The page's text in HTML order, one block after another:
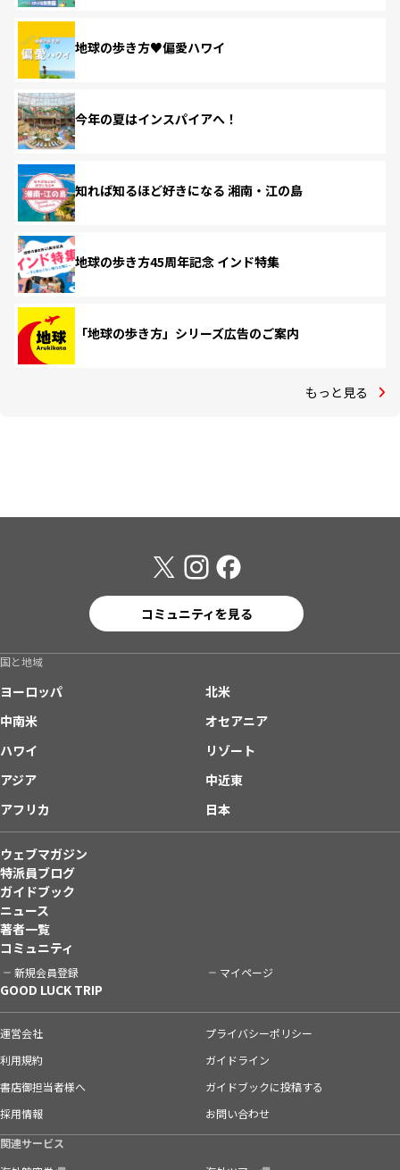
地球の歩き方♥偏愛ハワイ
今年の夏はインスパイアへ！
知れば知るほど好きになる 湘南・江の島
地球の歩き方45周年記念 インド特集
「地球の歩き方」シリーズ広告のご案内
もっと見る
コミュニティを見る
国と地域
ヨーロッパ
北米
中南米
オセアニア
ハワイ
リゾート
アジア
中近東
アフリカ
日本
ウェブマガジン
特派員ブログ
ガイドブック
ニュース
著者一覧
コミュニティ
新規会員登録 マイページ
GOOD LUCK TRIP
運営会社
プライバシーポリシー
利用規約
ガイドライン
書店御担当者様へ
ガイドブックに投稿する
採用情報
お問い合わせ
関連サービス